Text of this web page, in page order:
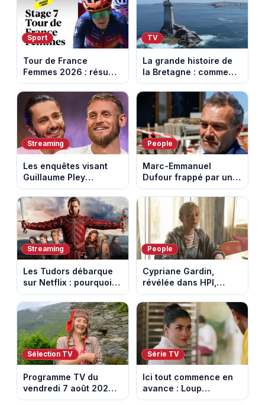
Sport
Tour de France
Femmes 2026 : résumé
vidéo de la 7e étape
avec l'ascension du
Mont Ventoux
TV
La grande histoire de
la Bretagne : comment
les Bretons ont
défendu leur culture
au fil des décennies
Streaming
Les enquêtes visant
Guillaume Pley
poussent Ragnar Le
Breton à quitter la
tournée Legend
People
Marc-Emmanuel
Dufour frappé par un
terrible incendie : son
chalet part en fumée
Streaming
Les Tudors débarque
sur Netflix : pourquoi la
série n’a rien perdu de
son pouvoir
People
Cypriane Gardin,
révélée dans HPI,
lance une cagnotte
après des difficultés
financières
Sélection TV
Programme TV du
vendredi 7 août 2026 :
notre sélection pour
Série TV
Ici tout commence en
avance : Loup
découvre la trahison